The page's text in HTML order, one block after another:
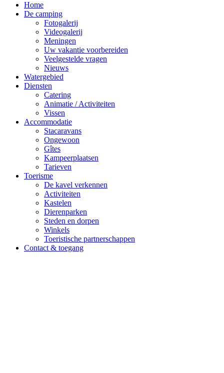
Home
De camping
Fotogalerij
Videogalerij
Meningen
Uw vakantie voorbereiden
Veelgestelde vragen
Nieuws
Watergebied
Diensten
Catering
Animatie / Activiteiten
Vissen
Accommodatie
Stacaravans
Ongewoon
Gîtes
Kampeerplaatsen
Tarieven
Toerisme
De kavel verkennen
Activiteiten
Kastelen
Dierenparken
Steden en dorpen
Winkels
Toeristische partnerschappen
Contact & toegang